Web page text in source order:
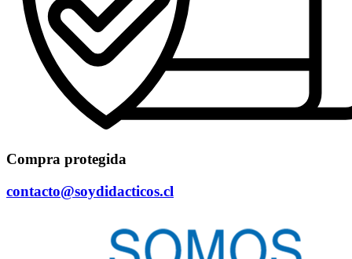
Compra protegida
contacto@soydidacticos.cl